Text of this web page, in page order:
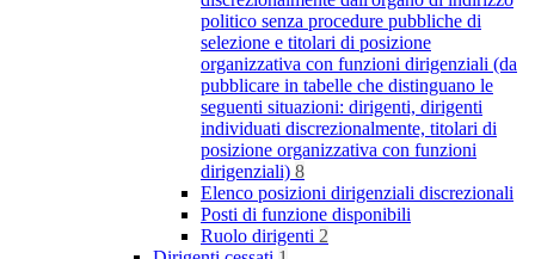
politico senza procedure pubbliche di
selezione e titolari di posizione
organizzativa con funzioni dirigenziali (da
pubblicare in tabelle che distinguano le
seguenti situazioni: dirigenti, dirigenti
individuati discrezionalmente, titolari di
posizione organizzativa con funzioni
dirigenziali) 8
Elenco posizioni dirigenziali discrezionali
Posti di funzione disponibili
Ruolo dirigenti 2